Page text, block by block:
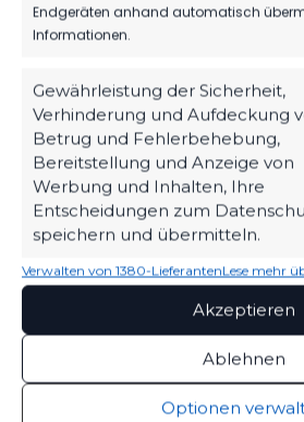
Endgeräten anhand automatisch
Informationen.
Gewährleistung der Sicherheit,
Verhinderung und Aufdeckung
Betrug und Fehlerbehebung,
Bereitstellung und Anzeige von
Werbung und Inhalten, Ihre
Entscheidungen zum
speichern und übermitteln.
Verwalten von 1380-LieferantenLese mehr
Akzeptieren
Ablehnen
Optionen
1963
Werner-Seelenbinder-
Stadion
STANDORT
Luckenwalde
Straße des Friedens 42
14943 Luckenwalde
03371 / 400 99 25
FOLGE UNS